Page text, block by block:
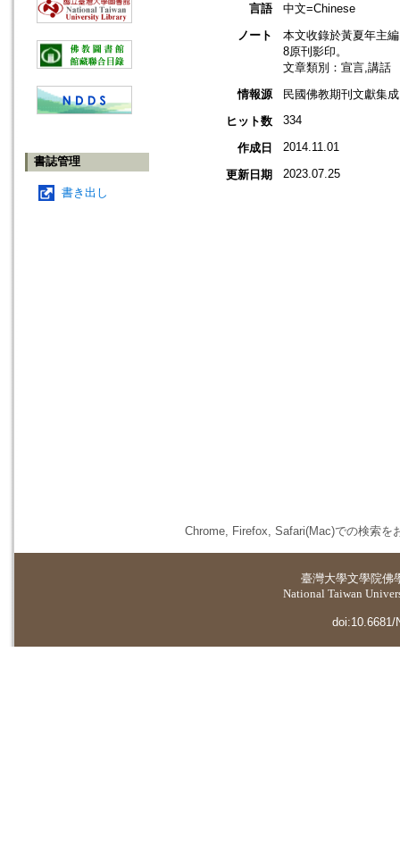
書誌管理
書き出し
言語
中文=Chinese
ノート
本文收錄於黃夏年主
8原刊影印。
文章類別：宣言,講話
情報源
民國佛教期刊文獻集
ヒット数
334
作成日 2014.11.01
更新日期 2023.07.25
Chrome, Firefox, Safari(Mac)での検索を
臺灣大學文學院佛
National Taiwan
doi:10.6681/